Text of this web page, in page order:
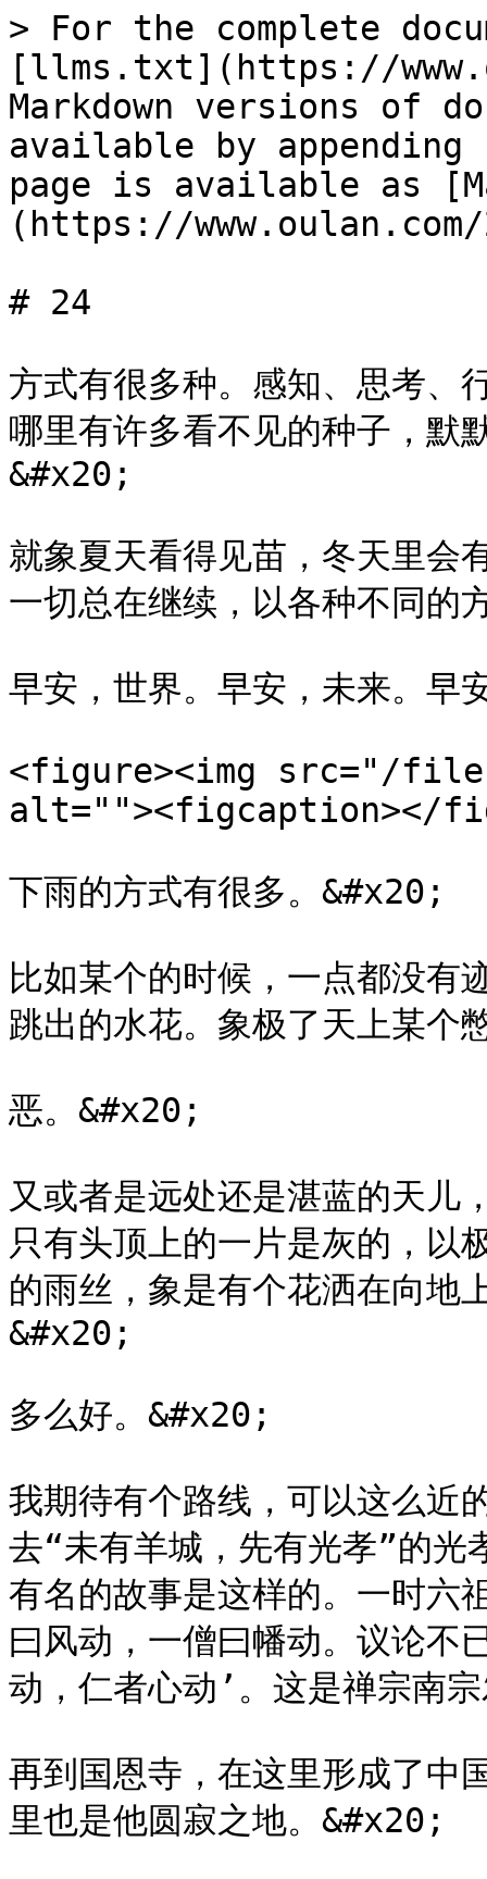
> For the complete
[llms.txt](https://
Markdown versions of
available by
page is available as
(https://
# 24
方式有很多种。感知、思考、
哪里有许多看不见的种子，默
&#x20;
就象夏天看得见苗，冬天里会
一切总在继续，以各种不同的
早安，世界。早安，未来。早
<figure><img src="/
alt=""><figcaption></
下雨的方式有很多。&#x20;
比如某个的时候，一点都没有
跳出的水花。象极了天上某个
恶。&#x20;
又或者是远处还是湛蓝的天儿
只有头顶上的一片是灰的，以
的雨丝，象是有个花洒在向地
&#x20;
多么好。&#x20;
我期待有个路线，可以这么近
去“未有羊城，先有光孝”的光
有名的故事是这样的。一时六
曰风动，一僧曰幡动。议论不
动，仁者心动’。这是禅宗南
再到国恩寺，在这里形成了中
里也是他圆寂之地。&#x20;